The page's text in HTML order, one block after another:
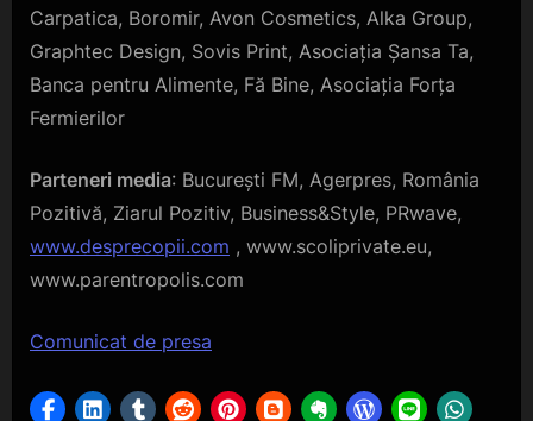
Carpatica, Boromir, Avon Cosmetics, Alka Group,
Graphtec Design, Sovis Print, Asociația Șansa Ta,
Banca pentru Alimente, Fă Bine, Asociația Forța
Fermierilor
Parteneri media: București FM, Agerpres, România
Pozitivă, Ziarul Pozitiv, Business&Style, PRwave,
www.desprecopii.com , www.scoliprivate.eu,
www.parentropolis.com
Navigare
în
Comunicat de presa